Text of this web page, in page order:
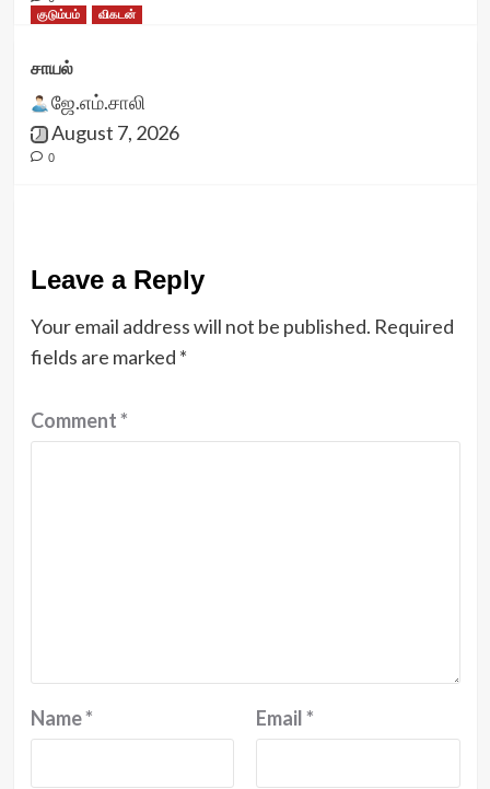
குடும்பம்
விகடன்
சாயல்
ஜே.எம்.சாலி
August 7, 2026
0
Leave a Reply
Your email address will not be published. Required
fields are marked *
Comment*
Name* Email*